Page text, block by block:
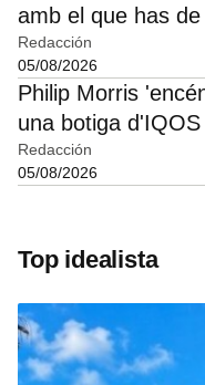
amb el que has
Redacción
05/08/2026
Philip Morris
una botiga
Redacción
05/08/2026
Top idealista